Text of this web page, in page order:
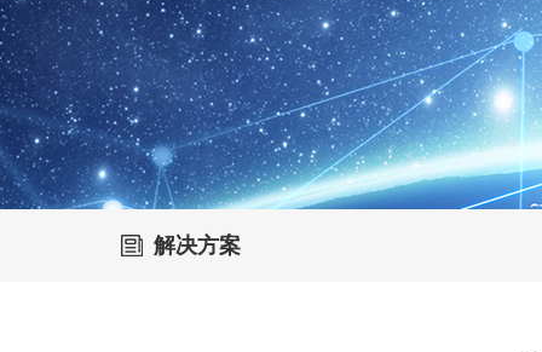
解决方案